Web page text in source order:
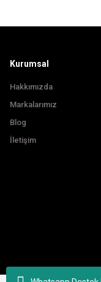
Kurumsal
Hakkımızda
Markalarımız
Blog
İletişim
Copyright © 2024,